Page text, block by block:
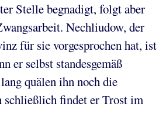
Stelle begnadigt, folgt aber
Nechliudow, der
für sie vorgesprochen hat, ist
er selbst standesgemäß
quälen ihn noch die
schließlich findet er Trost im